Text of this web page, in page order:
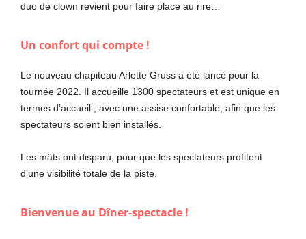
duo de clown revient pour faire place au rire…
Un confort qui compte !
Le nouveau chapiteau Arlette Gruss a été lancé pour la
tournée 2022. Il accueille 1300 spectateurs et est unique en
termes d’accueil ; avec une assise confortable, afin que les
spectateurs soient bien installés.
Les mâts ont disparu, pour que les spectateurs profitent
d’une visibilité totale de la piste.
Bienvenue au Dîner-spectacle !